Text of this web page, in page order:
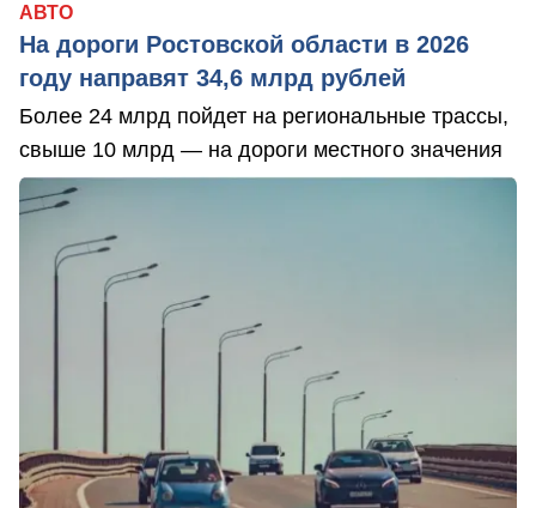
АВТО
На дороги Ростовской области в 2026
году направят 34,6 млрд рублей
Более 24 млрд пойдет на региональные трассы,
свыше 10 млрд — на дороги местного значения